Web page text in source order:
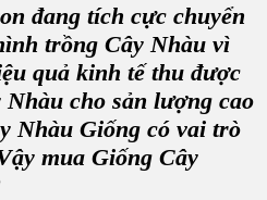
đang tích cực chuyển
trồng Cây Nhàu vì
quả kinh tế thu được
cho sản lượng cao
Nhàu Giống có vai trò
mua Giống Cây